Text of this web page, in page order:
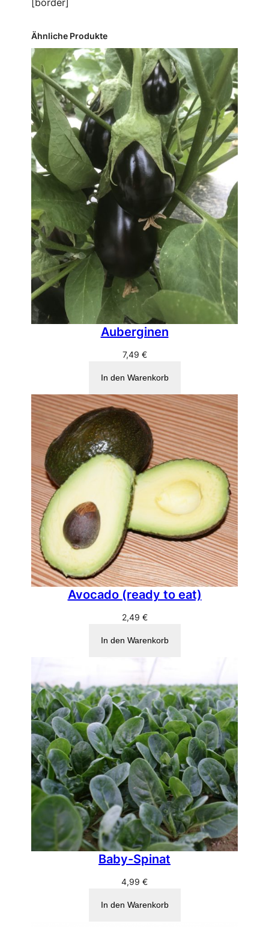
[border]
Ähnliche Produkte
Auberginen
7,49 €
In den Warenkorb
Avocado (ready to eat)
2,49 €
In den Warenkorb
Baby-Spinat
4,99 €
In den Warenkorb